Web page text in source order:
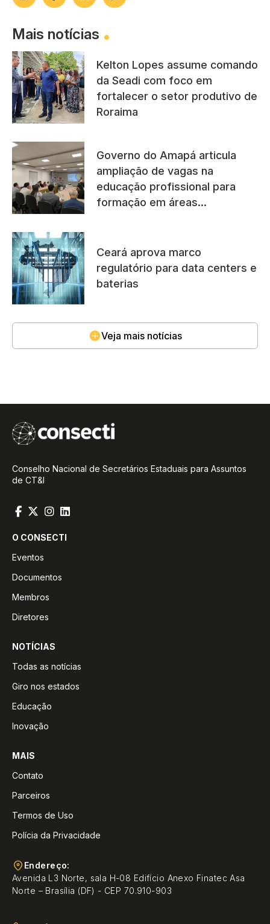
Mais notícias
Kelton Lopes assume comando
da Seadi com foco em
fortalecer o setor produtivo de
Roraima
Governo do Amapá articula
ampliação de vagas na
educação profissional para
formação em áreas
Ceará aprova marco
regulatório para data centers e
baterias
Veja mais notícias
Conselho Nacional de Secretários Estaduais para Assuntos
de CT&I
O CONSECTI
Eventos
Documentos
Membros
Diretores
NOTÍCIAS
Todas as notícias
Giro nos estados
Educação
Inovação
MAIS
Contato
Parceiros
Termos de Uso
Polícia da Privacidade
Endereço:
Avenida L3 Norte, sala H-08 Edifício Anexo Finatec Asa
Norte – Brasília (DF) - CEP 70.910-903